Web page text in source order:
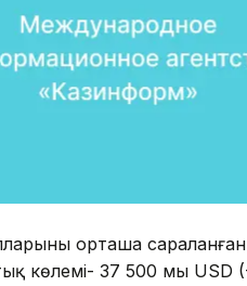
орташа
көлемі- 37 500 мың